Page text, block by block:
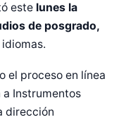
este lunes la
de posgrado,
el proceso en línea
Instrumentos
dirección